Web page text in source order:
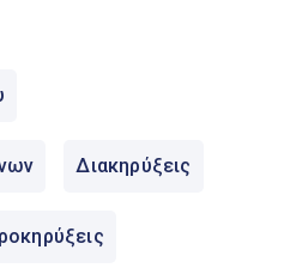
Διακηρύξεις